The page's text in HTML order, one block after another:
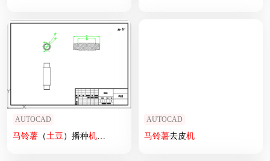
AUTOCAD
马铃薯（土豆）播种机（CAD）
AUTOCAD
马铃薯去皮机